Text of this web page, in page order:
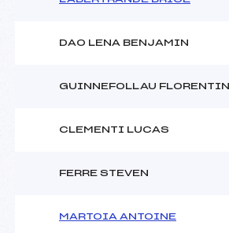
DAO LENA BENJAMIN
GUINNEFOLLAU FLORENTIN
CLEMENTI LUCAS
FERRE STEVEN
MARTOIA ANTOINE